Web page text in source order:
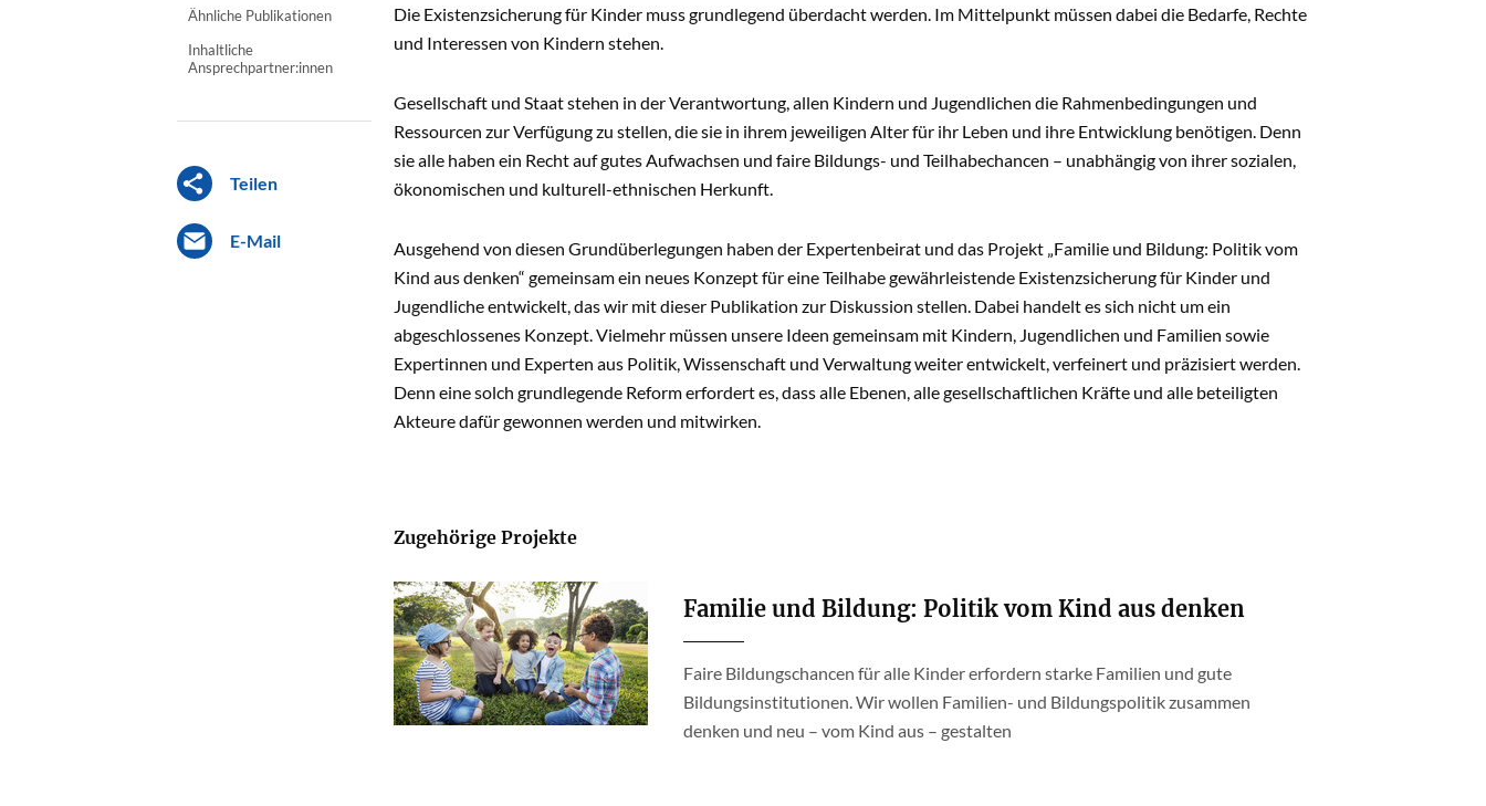
Ähnliche Publikationen
Inhaltliche
Ansprechpartner:innen
Teilen
E-Mail
Die Existenzsicherung für Kinder muss grundlegend überdacht werden. Im Mittelpunkt müssen dabei die Bedarfe, Rechte
und Interessen von Kindern stehen.
Gesellschaft und Staat stehen in der Verantwortung, allen Kindern und Jugendlichen die Rahmenbedingungen und
Ressourcen zur Verfügung zu stellen, die sie in ihrem jeweiligen Alter für ihr Leben und ihre Entwicklung benötigen. Denn
sie alle haben ein Recht auf gutes Aufwachsen und faire Bildungs- und Teilhabechancen – unabhängig von ihrer sozialen,
ökonomischen und kulturell-ethnischen Herkunft.
Ausgehend von diesen Grundüberlegungen haben der Expertenbeirat und das Projekt „Familie und Bildung: Politik vom
Kind aus denken“ gemeinsam ein neues Konzept für eine Teilhabe gewährleistende Existenzsicherung für Kinder und
Jugendliche entwickelt, das wir mit dieser Publikation zur Diskussion stellen. Dabei handelt es sich nicht um ein
abgeschlossenes Konzept. Vielmehr müssen unsere Ideen gemeinsam mit Kindern, Jugendlichen und Familien sowie
Expertinnen und Experten aus Politik, Wissenschaft und Verwaltung weiter entwickelt, verfeinert und präzisiert werden.
Denn eine solch grundlegende Reform erfordert es, dass alle Ebenen, alle gesellschaftlichen Kräfte und alle beteiligten
Akteure dafür gewonnen werden und mitwirken.
Zugehörige Projekte
Familie und Bildung: Politik vom Kind aus denken
Faire Bildungschancen für alle Kinder erfordern starke Familien und gute
Bildungsinstitutionen. Wir wollen Familien- und Bildungspolitik zusammen
denken und neu – vom Kind aus – gestalten